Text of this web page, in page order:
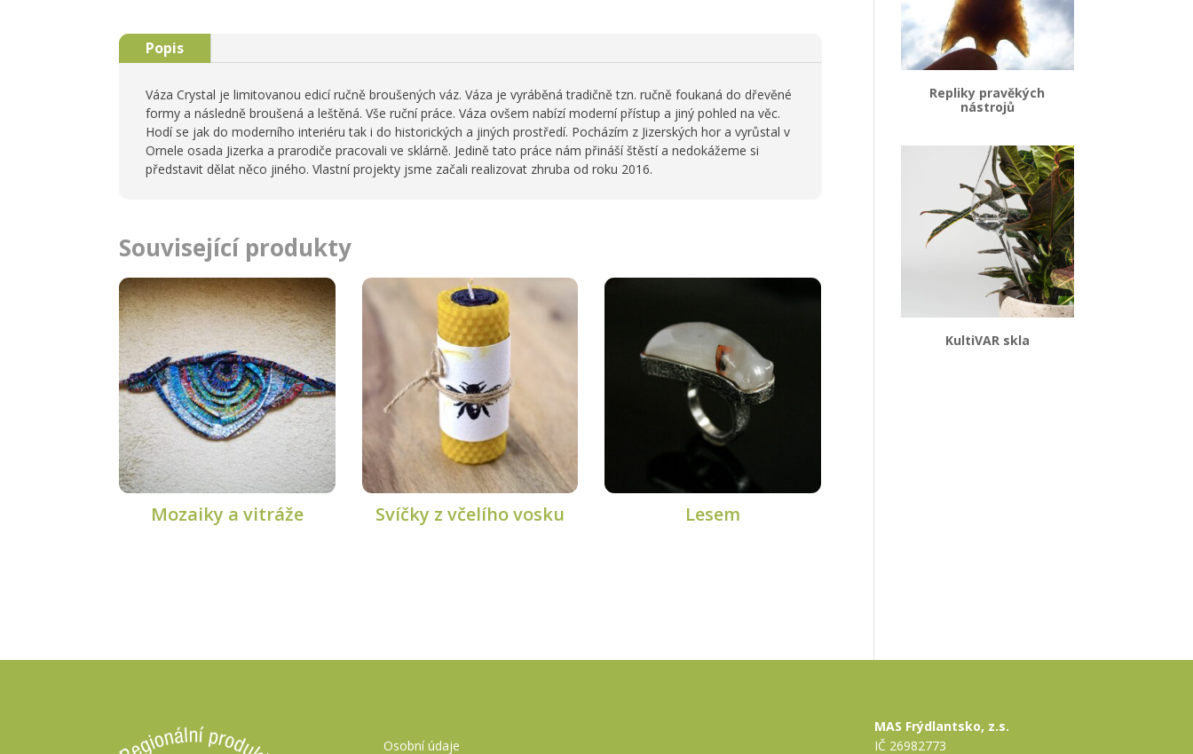
Popis
Váza Crystal je limitovanou edicí ručně broušených váz. Váza je vyráběná tradičně tzn. ručně foukaná do dřevěné
formy a následně broušená a leštěná. Vše ruční práce. Váza ovšem nabízí moderní přístup a jiný pohled na věc.
Hodí se jak do moderního interiéru tak i do historických a jiných prostředí. Pocházím z Jizerských hor a vyrůstal v
Ornele osada Jizerka a prarodiče pracovali ve sklárně. Jedině tato práce nám přináší štěstí a nedokážeme si
představit dělat něco jiného. Vlastní projekty jsme začali realizovat zhruba od roku 2016.
Související produkty
Mozaiky a vitráže Svíčky z včelího vosku Lesem
Repliky pravěkých
nástrojů
KultiVAR skla
Osobní údaje
MAS Frýdlantsko, z.s.
IČ 26982773